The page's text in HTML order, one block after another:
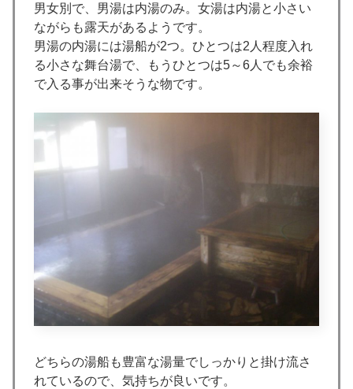
男女別で、男湯は内湯のみ。女湯は内湯と小さい
ながらも露天があるようです。
男湯の内湯には湯船が2つ。ひとつは2人程度入れ
る小さな舞台湯で、もうひとつは5～6人でも余裕
で入る事が出来そうな物です。
どちらの湯船も豊富な湯量でしっかりと掛け流さ
れているので、気持ちが良いです。